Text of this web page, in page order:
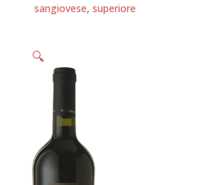
sangiovese,superiore
🔍